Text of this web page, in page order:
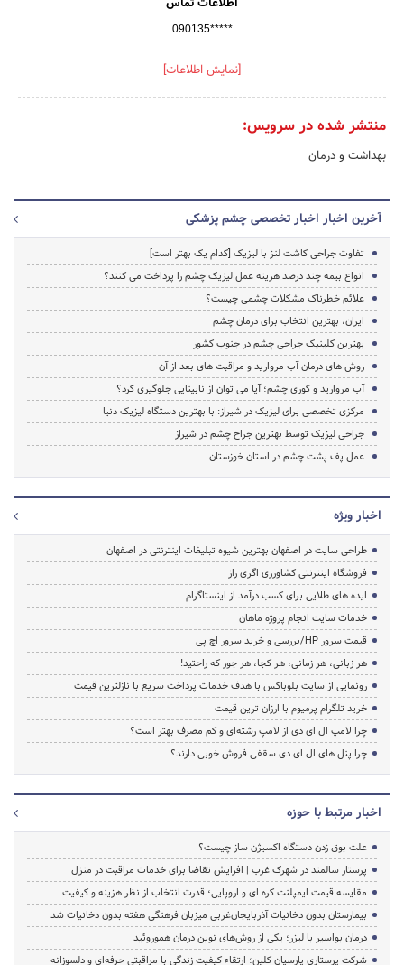
090135*****
[نمایش اطلاعات]
منتشر شده در سرویس:
بهداشت و درمان
آخرین اخبار اخبار تخصصی چشم پزشکی
تفاوت جراحی کاشت لنز با لیزیک [کدام یک بهتر است]
انواع بیمه چند درصد هزینه عمل لیزیک چشم را پرداخت می کنند؟
علائم خطرناک مشکلات چشمی چیست؟
ایران، بهترین انتخاب برای درمان چشم
بهترین کلینیک جراحی چشم در جنوب کشور
روش های درمان آب مروارید و مراقبت های بعد از آن
آب مروارید و کوری چشم؛ آیا می توان از نابینایی جلوگیری کرد؟
مرکزی تخصصی برای لیزیک در شیراز: با بهترین دستگاه لیزیک دنیا
جراحی لیزیک توسط بهترین جراح چشم در شیراز
عمل پف پشت چشم در استان خوزستان
اخبار ویژه
طراحی سایت در اصفهان بهترین شیوه تبلیغات اینترنتی در اصفهان
فروشگاه اینترنتی کشاورزی اگری راز
ایده های طلایی برای کسب درآمد از اینستاگرام
خدمات سایت انجام پروژه ماهان
قیمت سرور HP/بررسی و خرید سرور اچ پی
هر زبانی، هر زمانی، هر کجا، هر جور که راحتید!
رونمایی از سایت بلوباکس با هدف خدمات پرداخت سریع با نازلترین قیمت
خرید تلگرام پرمیوم با ارزان ترین قیمت
چرا لامپ ال ای دی از لامپ رشته‌ای و کم مصرف بهتر است؟
چرا پنل های ال ای دی سقفی فروش خوبی دارند؟
اخبار مرتبط با حوزه
علت بوق زدن دستگاه اکسیژن ساز چیست؟
پرستار سالمند در شهرک غرب | افزایش تقاضا برای خدمات مراقبت در منزل
مقایسه قیمت ایمپلنت کره ای و اروپایی؛ قدرت انتخاب از نظر هزینه و کیفیت
بیمارستان بدون دخانیات آذربایجان‌غربی میزبان فرهنگی هفته بدون دخانیات شد
درمان بواسیر با لیزر؛ یکی از روش‌های نوین درمان هموروئید
شرکت پرستاری پارسیان کلین؛ ارتقاء کیفیت زندگی با مراقبتی حرفه‌ای و دلسوزانه